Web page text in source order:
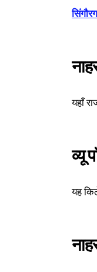
यहाँ
व्यू
यह